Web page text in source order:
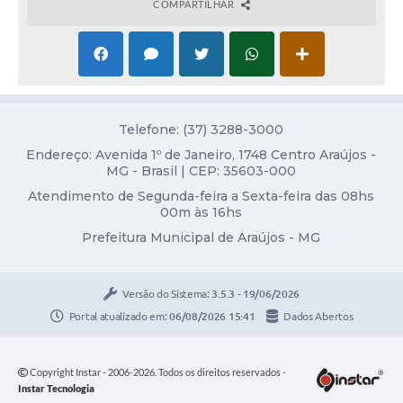
Galeria de Vídeos
Enquete
Agenda
COMPARTILHAR
Telefone: (37) 3288-3000
Endereço: Avenida 1º de Janeiro, 1748 Centro Araújos -
MG - Brasil | CEP: 35603-000
Atendimento de Segunda-feira a Sexta-feira das 08hs
00m às 16hs
Prefeitura Municipal de Araújos - MG
Versão do Sistema: 3.5.3 - 19/06/2026
Portal atualizado em:06/08/2026 15:41 Dados Abertos
Copyright Instar - 2006-2026. Todos os direitos reservados -
Instar Tecnologia